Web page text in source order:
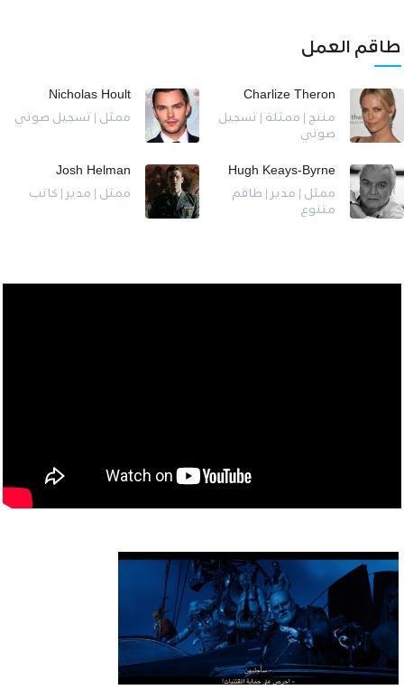
طاقم العمل
Charlize Theron
منتج | ممثلة | تسجيل
صوتي
Nicholas Hoult
ممثل | تسجيل صوتي
Hugh Keays-Byrne
ممثل | مدير | طاقم
متنوع
Josh Helman
ممثل | مدير | كاتب